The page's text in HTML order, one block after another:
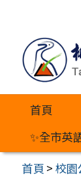
內
首頁
✨全市英
首頁 >校園